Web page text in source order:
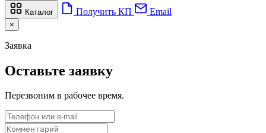
Каталог Получить КП Email
×
Заявка
Оставьте заявку
Перезвоним в рабочее время.